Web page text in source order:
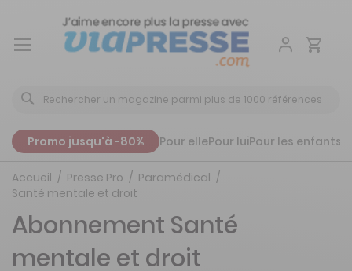
Aller
Promo jusqu'à -80% Pour ellePour luiPour les enfants
Accueil Presse Pro
Paramédical
Santé mentale et droit
Abonnement Santé
mentale et droit